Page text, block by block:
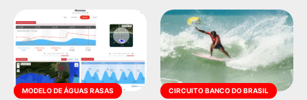
Kelly Slater convidado.
MODELO DE ÁGUAS RASAS CIRCUITO BANCO DO BRASIL